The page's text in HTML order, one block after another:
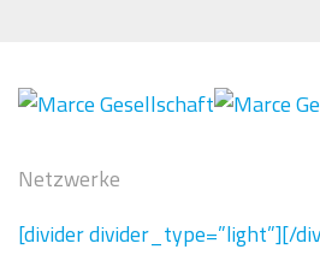
springen
springen
Netzwerke
[divider divider_type=”light”][/